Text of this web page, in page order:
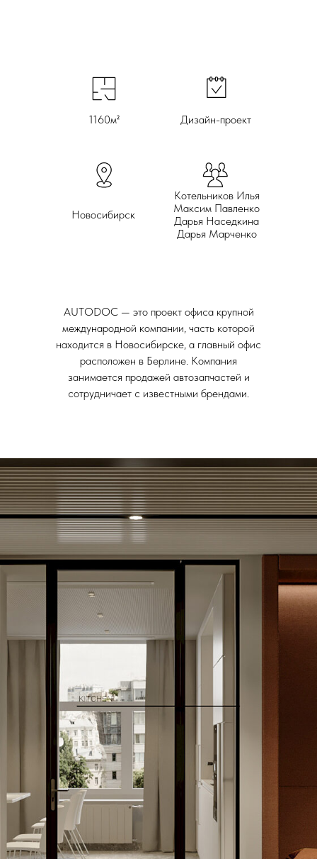
Новосибирск
1160м² Дизайн-проект
Котельников Илья
Максим Павленко
Дарья Наседкина
Дарья Марченко
AUTODOC — это проект офиса крупной
международной компании, часть которой
находится в Новосибирске, а главный офис
расположен в Берлине. Компания
занимается продажей автозапчастей и
сотрудничает с известными брендами.